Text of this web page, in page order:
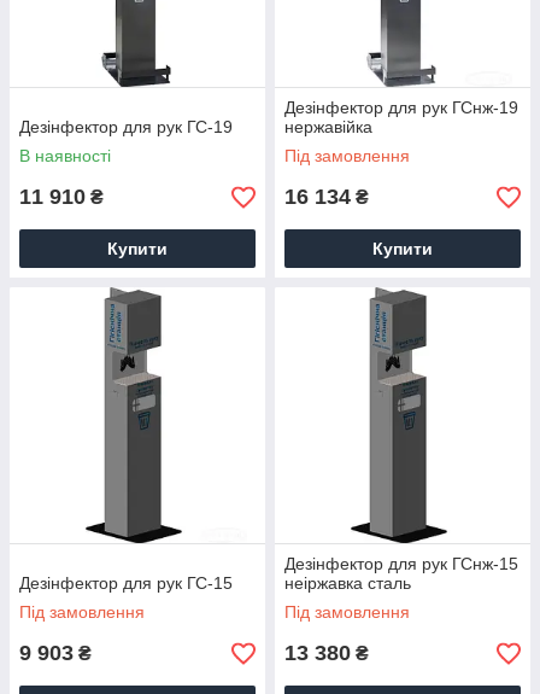
Дезінфектор для рук ГС-19
В наявності
11 910 ₴
Купити
Дезінфектор для рук ГСнж-19
нержавійка
Під замовлення
16 134 ₴
Купити
Дезінфектор для рук ГС-15
Під замовлення
9 903 ₴
Дезінфектор для рук ГСнж-15
неіржавка сталь
Під замовлення
13 380 ₴